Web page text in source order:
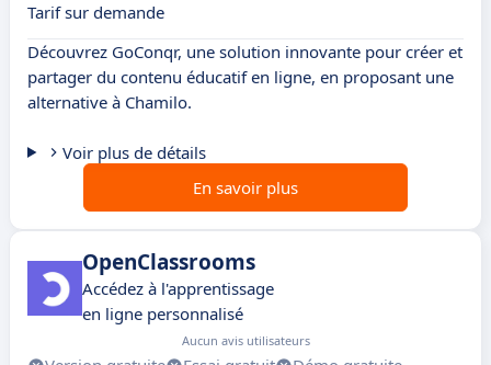
Tarif sur demande
Découvrez GoConqr, une solution innovante pour créer et
partager du contenu éducatif en ligne, en proposant une
alternative à Chamilo.
Voir plus de détails
En savoir plus
OpenClassrooms
Accédez à l'apprentissage
en ligne personnalisé
Aucun avis utilisateurs